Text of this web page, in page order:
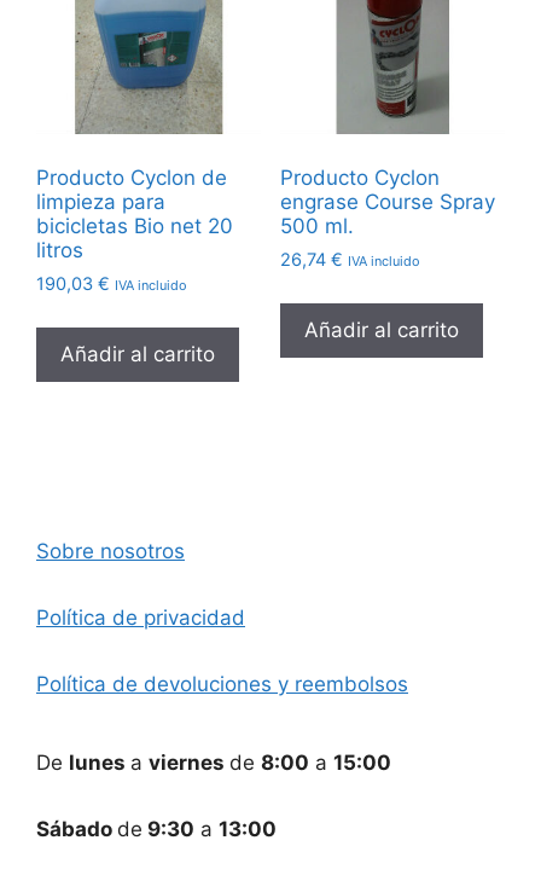
Producto Cyclon de
limpieza para
bicicletas Bio net 20
litros
190,03 € IVA incluido
Añadir al carrito
Producto Cyclon
engrase Course Spray
500 ml.
26,74 € IVA incluido
Añadir al carrito
Sobre nosotros
Política de privacidad
Política de devoluciones y reembolsos
De lunes a viernes de 8:00 a 15:00
Sábado de 9:30 a 13:00